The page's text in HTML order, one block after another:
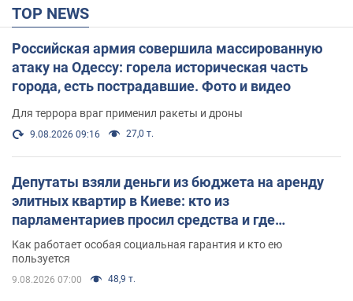
TOP NEWS
Российская армия совершила массированную
атаку на Одессу: горела историческая часть
города, есть пострадавшие. Фото и видео
Для террора враг применил ракеты и дроны
9.08.2026 09:16 27,0 т.
Депутаты взяли деньги из бюджета на аренду
элитных квартир в Киеве: кто из
парламентариев просил средства и где
поселился
Как работает особая социальная гарантия и кто ею
пользуется
9.08.2026 07:00 48,9 т.